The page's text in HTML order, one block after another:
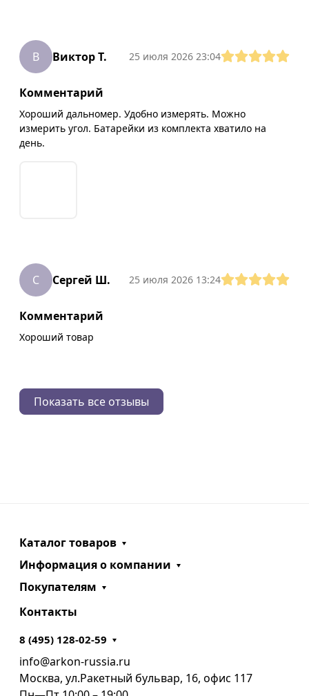
В Виктор Т. 25 июля 2026 23:04
Комментарий
Хороший дальномер. Удобно измерять. Можно
измерить угол. Батарейки из комплекта хватило на
день.
С Сергей Ш. 25 июля 2026 13:24
Комментарий
Хороший товар
Показать все отзывы
Каталог товаров
Информация о компании
Покупателям
Контакты
8 (495) 128-02-59
info@arkon-russia.ru
Москва, ул.Ракетный бульвар, 16, офис 117